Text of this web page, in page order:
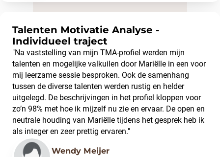
Talenten Motivatie Analyse -
Individueel traject
"Na vaststelling van mijn TMA-profiel werden mijn
talenten en mogelijke valkuilen door Mariëlle in een voor
mij leerzame sessie besproken. Ook de samenhang
tussen de diverse talenten werden rustig en helder
uitgelegd. De beschrijvingen in het profiel kloppen voor
zo’n 98% met hoe ik mijzelf nu zie en ervaar. De open en
neutrale houding van Mariëlle tijdens het gesprek heb ik
als integer en zeer prettig ervaren."
Wendy Meijer